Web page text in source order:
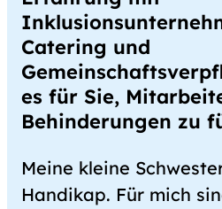
Catering und
es für Sie,
Behinderungen zu
Meine kleine
Handikap. Für mich